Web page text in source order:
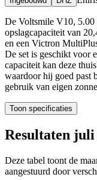
De Voltsmile V10, 5.00
opslagcapaciteit van
en een Victron
De set is geschikt voor
capaciteit kan deze
waardoor hij goed past
gebruik van eigen
Toon specificaties
Resultaten juli
Deze tabel toont de
aangestuurd door